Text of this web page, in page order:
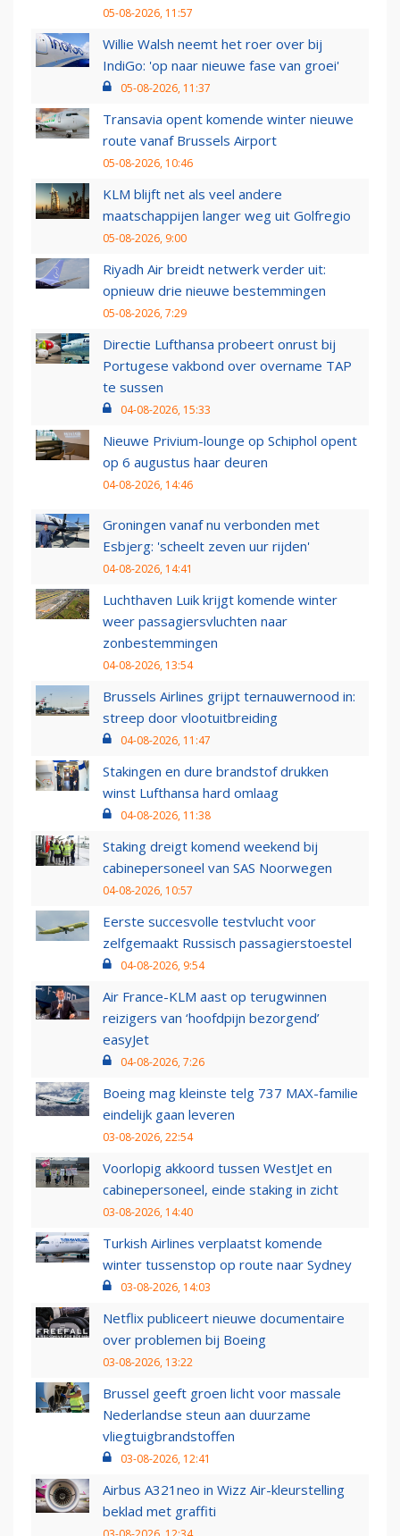
05-08-2026, 11:57
Willie Walsh neemt het roer over bij
IndiGo: 'op naar nieuwe fase van groei'
05-08-2026, 11:37
Transavia opent komende winter nieuwe
route vanaf Brussels Airport
05-08-2026, 10:46
KLM blijft net als veel andere
maatschappijen langer weg uit Golfregio
05-08-2026, 9:00
Riyadh Air breidt netwerk verder uit:
opnieuw drie nieuwe bestemmingen
05-08-2026, 7:29
Directie Lufthansa probeert onrust bij
Portugese vakbond over overname TAP
te sussen
04-08-2026, 15:33
Nieuwe Privium-lounge op Schiphol opent
op 6 augustus haar deuren
04-08-2026, 14:46
Groningen vanaf nu verbonden met
Esbjerg: 'scheelt zeven uur rijden'
04-08-2026, 14:41
Luchthaven Luik krijgt komende winter
weer passagiersvluchten naar
zonbestemmingen
04-08-2026, 13:54
Brussels Airlines grijpt ternauwernood in:
streep door vlootuitbreiding
04-08-2026, 11:47
Stakingen en dure brandstof drukken
winst Lufthansa hard omlaag
04-08-2026, 11:38
Staking dreigt komend weekend bij
cabinepersoneel van SAS Noorwegen
04-08-2026, 10:57
Eerste succesvolle testvlucht voor
zelfgemaakt Russisch passagierstoestel
04-08-2026, 9:54
Air France-KLM aast op terugwinnen
reizigers van ‘hoofdpijn bezorgend’
easyJet
04-08-2026, 7:26
Boeing mag kleinste telg 737 MAX-familie
eindelijk gaan leveren
03-08-2026, 22:54
Voorlopig akkoord tussen WestJet en
cabinepersoneel, einde staking in zicht
03-08-2026, 14:40
Turkish Airlines verplaatst komende
winter tussenstop op route naar Sydney
03-08-2026, 14:03
Netflix publiceert nieuwe documentaire
over problemen bij Boeing
03-08-2026, 13:22
Brussel geeft groen licht voor massale
Nederlandse steun aan duurzame
vliegtuigbrandstoffen
03-08-2026, 12:41
Airbus A321neo in Wizz Air-kleurstelling
beklad met graffiti